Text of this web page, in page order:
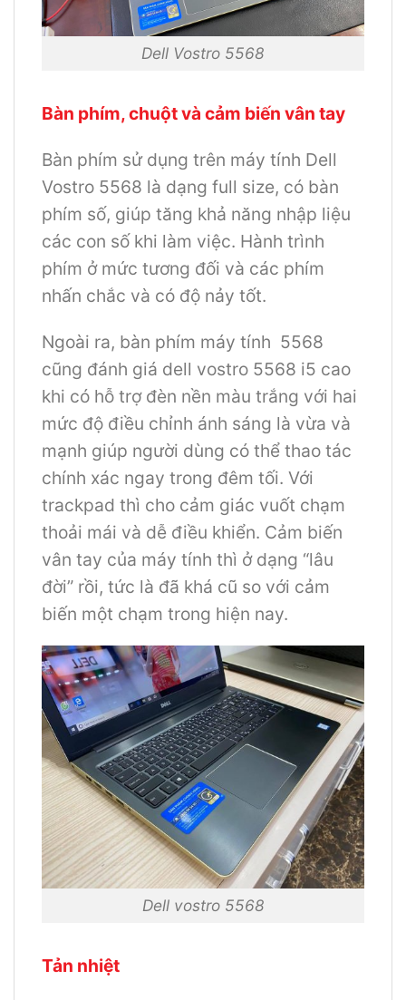
Dell Vostro 5568
Bàn phím, chuột và cảm biến vân tay
Bàn phím sử dụng trên máy tính Dell
Vostro 5568 là dạng full size, có bàn
phím số, giúp tăng khả năng nhập liệu
các con số khi làm việc. Hành trình
phím ở mức tương đối và các phím
nhấn chắc và có độ nảy tốt.
Ngoài ra, bàn phím máy tính 5568
cũng đánh giá dell vostro 5568 i5 cao
khi có hỗ trợ đèn nền màu trắng với hai
mức độ điều chỉnh ánh sáng là vừa và
mạnh giúp người dùng có thể thao tác
chính xác ngay trong đêm tối. Với
trackpad thì cho cảm giác vuốt chạm
thoải mái và dễ điều khiển. Cảm biến
vân tay của máy tính thì ở dạng “lâu
đời” rồi, tức là đã khá cũ so với cảm
biến một chạm trong hiện nay.
Dell vostro 5568
Tản nhiệt